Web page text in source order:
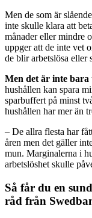
Men de som är
inte skulle klara att
månader eller mindre
uppger att de inte vet
de blir arbetslösa eller
Men det är inte bara
hushållen kan spara
sparbuffert på minst
hushållen har mer än
– De allra flesta har
åren men det gäller
mun. Marginalerna i
arbetslöshet skulle
Så får du en
råd från